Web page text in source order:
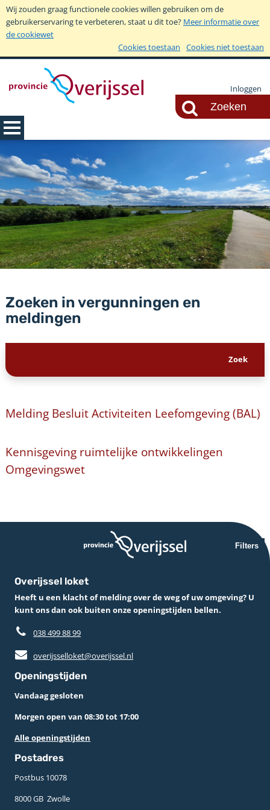
Wij zouden graag functionele cookies willen gebruiken om de
gebruikerservaring te verbeteren, staat u dit toe? Meer informatie over
de cookiewet
Cookies toestaan
Cookies niet toestaan
Inloggen
Zoeken in vergunningen en
meldingen
Melding Besluit Activiteiten Leefomgeving (BAL)
Kennisgeving ruimtelijke ontwikkelingen
Omgevingswet
Filters
Overijssel loket
Heeft u een klacht of melding over de weg of uw omgeving? U
kunt ons dan ook buiten onze openingstijden bellen.
038 499 88 99
overijsselloket@overijssel.nl
Openingstijden
Vandaag gesloten
Morgen open van 08:30 tot 17:00
Alle openingstijden
Postadres
Postbus 10078 ­
8000 GB ­ Zwolle